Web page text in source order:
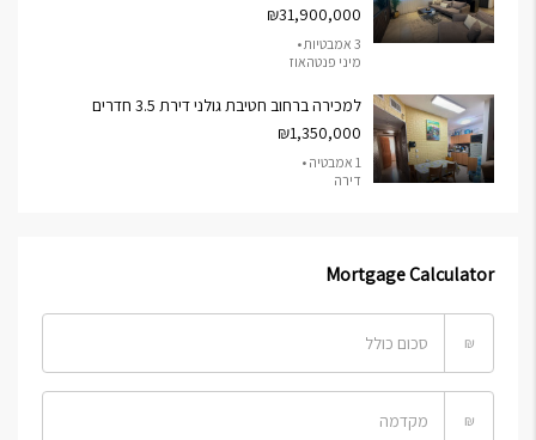
₪31,900,000
3 אמבטיות •
מיני פנטהאוז
למכירה ברחוב חטיבת גולני דירת 3.5 חדרים
₪1,350,000
1 אמבטיה •
דירה
Mortgage Calculator
₪
₪